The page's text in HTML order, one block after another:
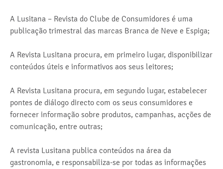
A Lusitana – Revista do Clube de Consumidores é uma
publicação trimestral das marcas Branca de Neve e Espiga;
A Revista Lusitana procura, em primeiro lugar, disponibilizar
conteúdos úteis e informativos aos seus leitores;
A Revista Lusitana procura, em segundo lugar, estabelecer
pontes de diálogo directo com os seus consumidores e
fornecer informação sobre produtos, campanhas, acções de
comunicação, entre outras;
A revista Lusitana publica conteúdos na área da
gastronomia, e responsabiliza-se por todas as informações